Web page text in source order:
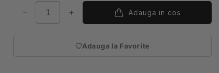
Reduceți
cantitatea
Creșteți
cantitatea
Jacheta
Adauga in cos
Adauga la Favorite
(necesita